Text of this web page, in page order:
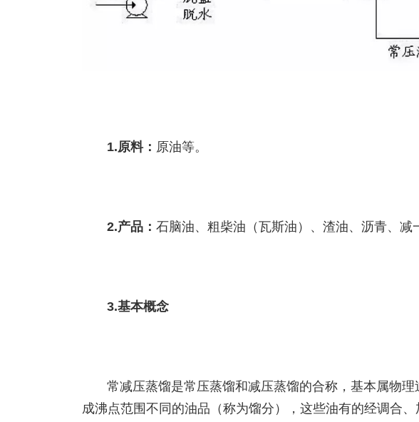
1.原料： 原油等。
2.产品： 石脑油、粗柴油（瓦斯油）、渣油、沥青、减
3.基本概念
常减压蒸馏是常压蒸馏和减压蒸馏的合称，基本属物
成沸点范围不同的油品（称为馏分），这些油有的经调合